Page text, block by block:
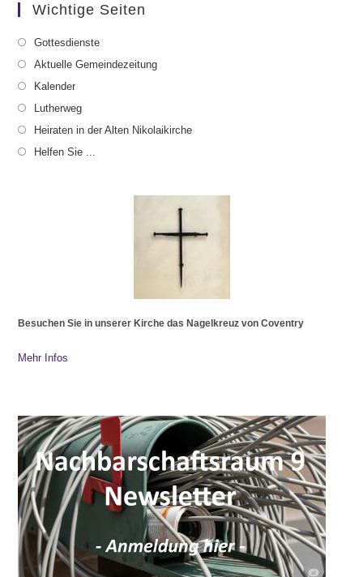
Wichtige Seiten
Gottesdienste
Aktuelle Gemeindezeitung
Kalender
Lutherweg
Heiraten in der Alten Nikolaikirche
Helfen Sie ...
Besuchen Sie in unserer Kirche das Nagelkreuz von Coventry
Mehr Infos